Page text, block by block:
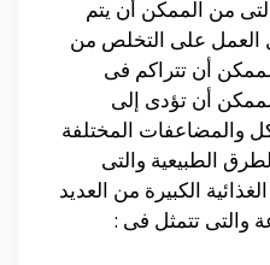
من الممكن أن يتم
العمل على التخلص من
أن تتراكم فى
أن تؤدى إلى
والمضاعفات المختلفة
الطبيعية والتى
الكبيرة من العديد
والتى تتمثل فى :